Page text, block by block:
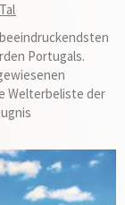
Portugals.
Welterbeliste der